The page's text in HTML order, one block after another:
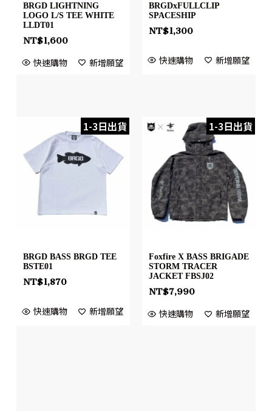
BRGD LIGHTNING
LOGO L/S TEE WHITE
LLDT01
NT$1,600
快速購物 新增願望
BRGDxFULLCLIP
SPACESHIP
NT$1,300
快速購物 新增願望
1-3日出貨
BRGD BASS BRGD TEE
BSTE01
NT$1,870
快速購物 新增願望
1-3日出貨
Foxfire X BASS BRIGADE
STORM TRACER
JACKET FBSJ02
NT$7,990
快速購物 新增願望